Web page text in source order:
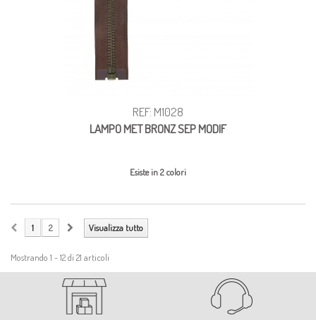
REF: M1028
LAMPO MET BRONZ SEP MODIF
Esiste in 2 colori
Visualizza tutto
1 2
Mostrando 1 - 12 di 21 articoli